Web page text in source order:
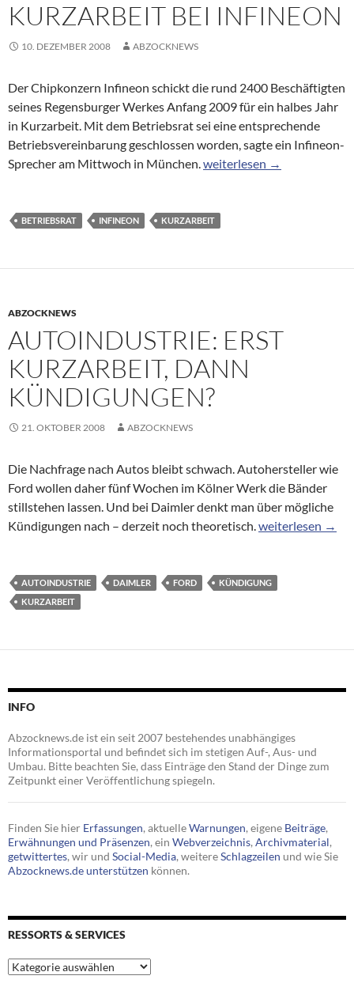
KURZARBEIT BEI INFINEON
10. DEZEMBER 2008 ABZOCKNEWS
Der Chipkonzern Infineon schickt die rund 2400 Beschäftigten
seines Regensburger Werkes Anfang 2009 für ein halbes Jahr
in Kurzarbeit. Mit dem Betriebsrat sei eine entsprechende
Betriebsvereinbarung geschlossen worden, sagte ein Infineon-
Sprecher am Mittwoch in München.Kurzarbeit bei Infineon
weiterlesen →
BETRIEBSRAT INFINEON KURZARBEIT
ABZOCKNEWS
AUTOINDUSTRIE: ERST
KURZARBEIT, DANN
KÜNDIGUNGEN?
21. OKTOBER 2008 ABZOCKNEWS
Die Nachfrage nach Autos bleibt schwach. Autohersteller wie
Ford wollen daher fünf Wochen im Kölner Werk die Bänder
stillstehen lassen. Und bei Daimler denkt man über mögliche
Kündigungen nach – derzeit noch theoretisch.Autoindustrie:
weiterlesen →
AUTOINDUSTRIE DAIMLER FORD
KÜNDIGUNG
KURZARBEIT
INFO
Abzocknews.de ist ein seit 2007 bestehendes unabhängiges
Informationsportal und befindet sich im stetigen Auf-, Aus- und
Umbau. Bitte beachten Sie, dass Einträge den Stand der Dinge zum
Zeitpunkt einer Veröffentlichung spiegeln.
Finden Sie hier Erfassungen, aktuelleWarnungen, eigene Beiträge,
Erwähnungen und Präsenzen, ein Webverzeichnis, Archivmaterial,
getwittertes, wir und Social-Media, weitereSchlagzeilen und wie Sie
Abzocknews.de unterstützen können.
RESSORTS & SERVICES
Ressorts
&